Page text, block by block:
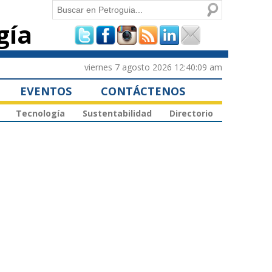
Formulario de
búsqueda
Buscar
viernes 7 agosto 2026 12:40:09 am
EVENTOS CONTÁCTENOS
Tecnología Sustentabilidad Directorio